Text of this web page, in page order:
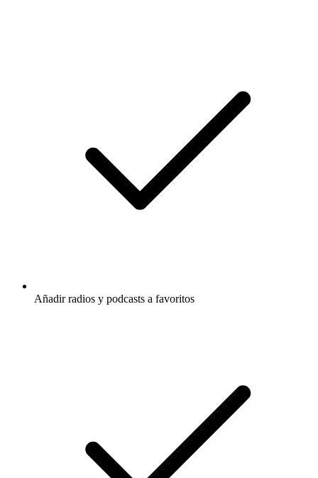
Añadir radios y podcasts a favoritos